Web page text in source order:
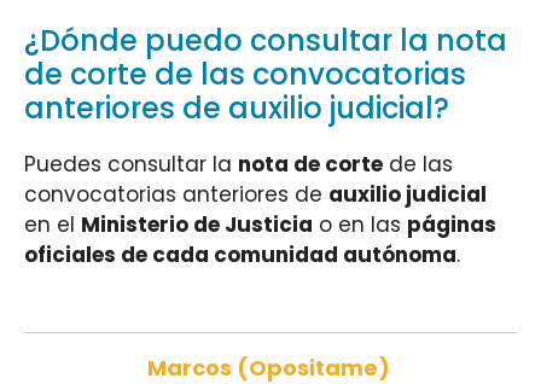
¿Dónde puedo consultar la nota
de corte de las convocatorias
anteriores de auxilio judicial?
Puedes consultar la nota de corte de las
convocatorias anteriores de auxilio judicial
en el Ministerio de Justicia o en las páginas
oficiales de cada comunidad autónoma.
Marcos (Opositame)